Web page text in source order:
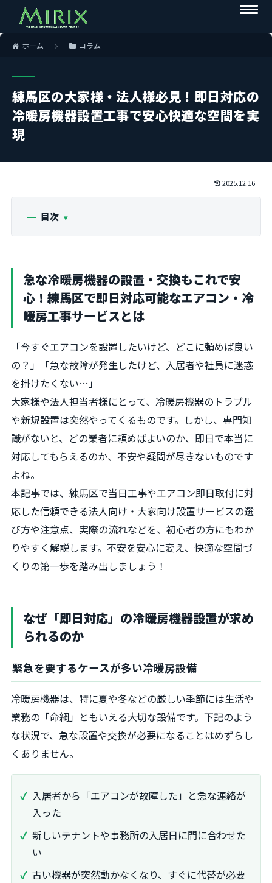
ホーム コラム
練馬区の大家様・法人様必見！即日対応の
冷暖房機器設置工事で安心快適な空間を実
現
2025.12.16
目次
急な冷暖房機器の設置・交換もこれで安
心！練馬区で即日対応可能なエアコン・冷
暖房工事サービスとは
「今すぐエアコンを設置したいけど、どこに頼めば良い
の？」「急な故障が発生したけど、入居者や社員に迷惑
を掛けたくない…」
大家様や法人担当者様にとって、冷暖房機器のトラブル
や新規設置は突然やってくるものです。しかし、専門知
識がないと、どの業者に頼めばよいのか、即日で本当に
対応してもらえるのか、不安や疑問が尽きないものです
よね。
本記事では、練馬区で当日工事やエアコン即日取付に対
応した信頼できる法人向け・大家向け設置サービスの選
び方や注意点、実際の流れなどを、初心者の方にもわか
りやすく解説します。不安を安心に変え、快適な空間づ
くりの第一歩を踏み出しましょう！
なぜ「即日対応」の冷暖房機器設置が求め
られるのか
緊急を要するケースが多い冷暖房設備
冷暖房機器は、特に夏や冬などの厳しい季節には生活や
業務の「命綱」ともいえる大切な設備です。下記のよう
な状況で、急な設置や交換が必要になることはめずらし
くありません。
入居者から「エアコンが故障した」と急な連絡が
入った
新しいテナントや事務所の入居日に間に合わせた
い
古い機器が突然動かなくなり、すぐに代替が必要